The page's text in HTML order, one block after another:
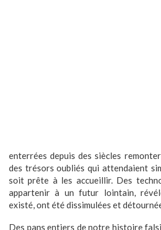
enterrées depuis des siècles
des trésors oubliés qui attendaient
soit prête à les accueillir. Des
appartenir à un futur lointain,
existé, ont été dissimulées et
Des pans entiers de notre histoire